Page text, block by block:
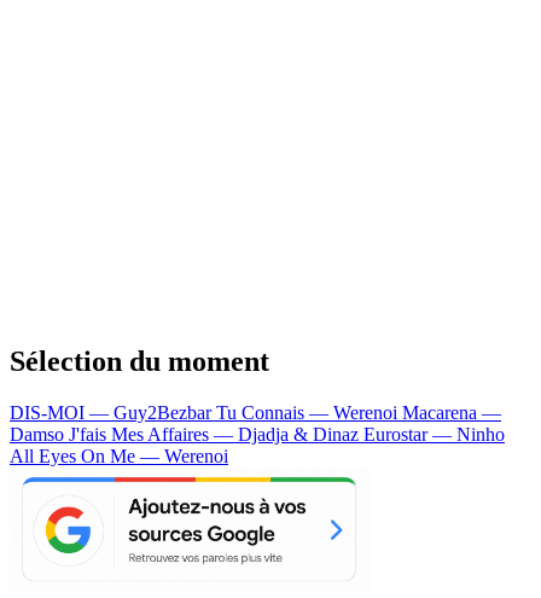
Sélection du moment
DIS-MOI — Guy2BezbarTu Connais — Werenoi Macarena —
Damso J'fais Mes Affaires — Djadja & Dinaz Eurostar — Ninho
All Eyes On Me — Werenoi